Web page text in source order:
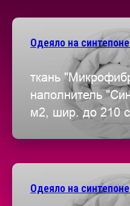
Одеяло на
ткань
наполнитель
м2, шир. до 210
Одеяло на